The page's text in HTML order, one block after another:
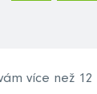
více než